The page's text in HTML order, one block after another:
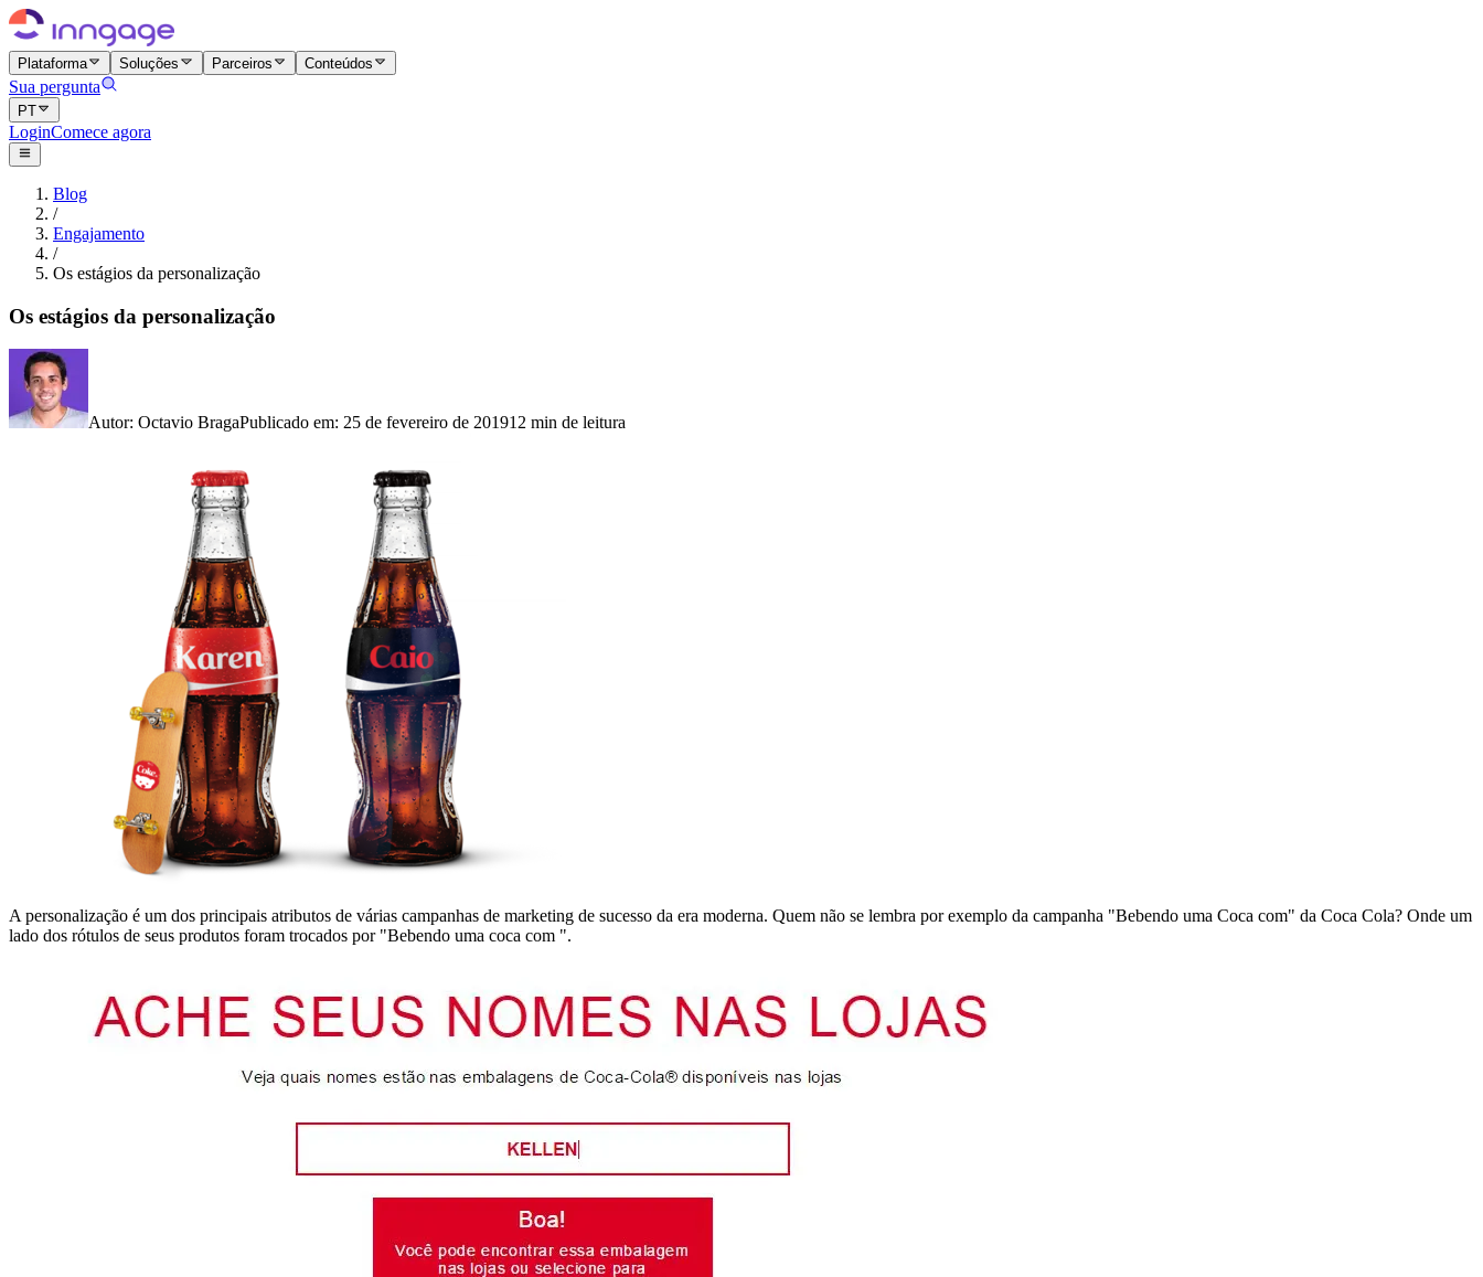
Plataforma Soluções Parceiros Conteúdos
Sua pergunta
PT
LoginComece agora
Blog
/
Engajamento
/
Os estágios da personalização
Os estágios da personalização
Autor: Octavio BragaPublicado em: 25 de fevereiro de 201912 min de leitura
A personalização é um dos principais atributos de várias campanhas de marketing de sucesso da era moderna. Quem não se lembra por exemplo da campanha "Bebendo uma Coca com" da Coca Cola? Onde um
lado dos rótulos de seus produtos foram trocados por "Bebendo uma coca com ".